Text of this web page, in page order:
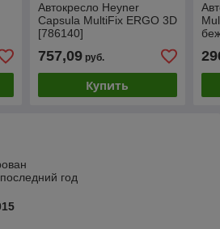
Автокресло Heyner
Capsula MultiFix ERGO 3D
[786140]
757,09руб.
Купить
год